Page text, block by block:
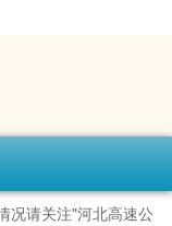
况请关注"河北高速公